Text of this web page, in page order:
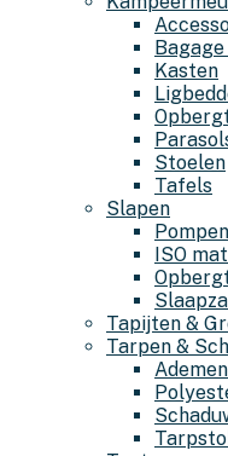
Kasten
Stoelen
Tafels
Slapen
Pompen
ISO
Tapijten &
Tarpen &